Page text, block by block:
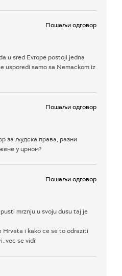
Пошаљи одговор
u sred Evrope postoji jedna
usporedi samo sa Nemackom iz
Пошаљи одговор
за људска права, разни
у црном?
Пошаљи одговор
mrznju u svoju dusu taj je
Hrvata i kako ce se to odraziti
se vidi!